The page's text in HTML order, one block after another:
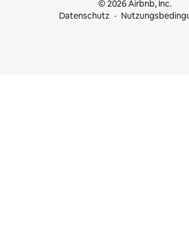
© 2026 Airbnb, Inc.
Datenschutz